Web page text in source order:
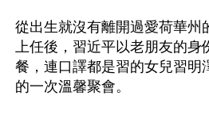
從出生就沒有離開過愛荷華州
上任後，習近平以老朋友的身
餐，連口譯都是習的女兒習明
的一次溫馨聚會。